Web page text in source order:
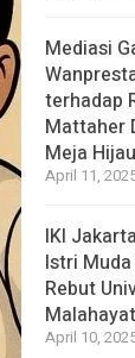
Mediasi
terhadap
Mattaher
Meja Hijau
April 11,
IKI
Istri
Rebut
April 10,